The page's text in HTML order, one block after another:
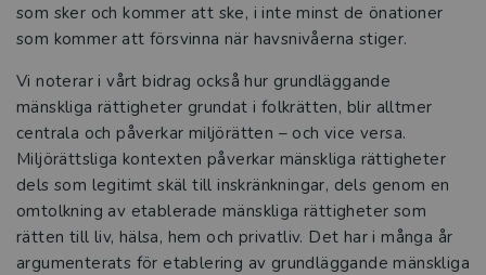
som sker och kommer att ske, i inte minst de önationer
som kommer att försvinna när havsnivåerna stiger.
Vi noterar i vårt bidrag också hur grundläggande
mänskliga rättigheter grundat i folkrätten, blir alltmer
centrala och påverkar miljörätten – och vice versa.
Miljörättsliga kontexten påverkar mänskliga rättigheter
dels som legitimt skäl till inskränkningar, dels genom en
omtolkning av etablerade mänskliga rättigheter som
rätten till liv, hälsa, hem och privatliv. Det har i många år
argumenterats för etablering av grundläggande mänskliga